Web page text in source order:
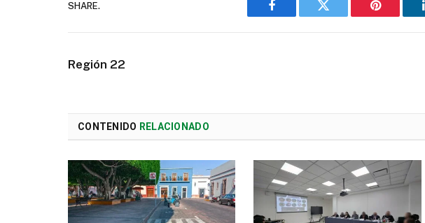
SHARE.
Facebook Twitter Pinterest
Región 22
CONTENIDO RELACIONADO